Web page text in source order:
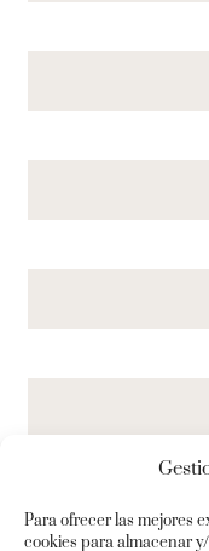
Para ofrecer las mejores
cookies para almacenar